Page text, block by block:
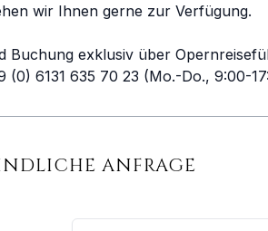
wir Ihnen gerne zur Verfügung.
Buchung exklusiv über
(0) 6131 635 70 23 (Mo.-Do., 9:00-
ANFRAGE